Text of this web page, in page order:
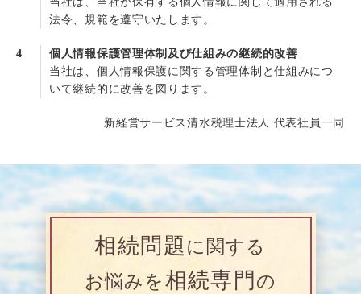
法令、規範を遵守いたします。
4
個人情報保護管理体制及び仕組みの継続的改善
当社は、個人情報保護に関する管理体制と仕組みにつ
いて継続的に改善を図ります。
新経営サービス清水税理士法人 代表社員一同
相続問題 に関する
お悩みを 相続専門 の